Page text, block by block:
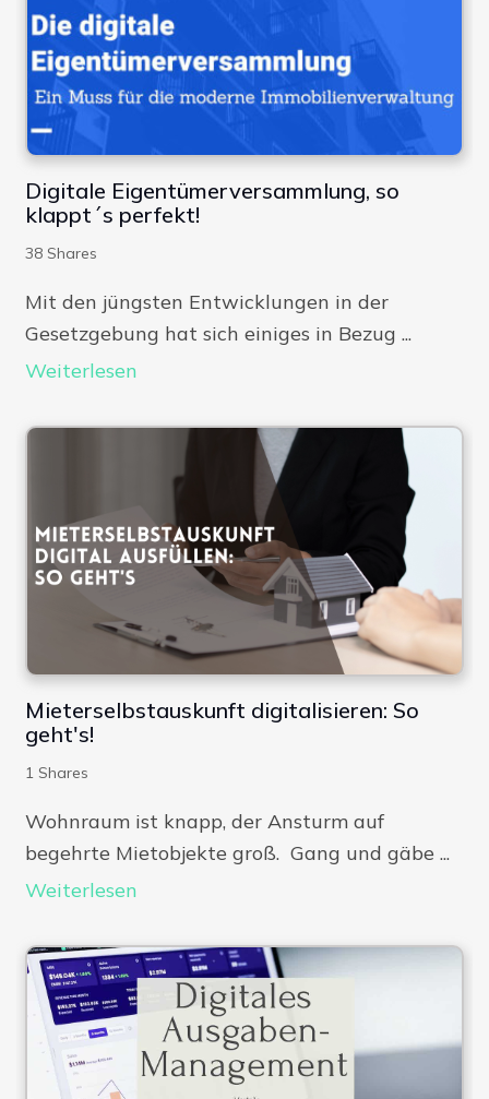
Digitale Eigentümerversammlung, so
klappt´s perfekt!
38 Shares
Mit den jüngsten Entwicklungen in der
Gesetzgebung hat sich einiges in Bezug ...
Weiterlesen
Mieterselbstauskunft digitalisieren: So
geht's!
1 Shares
Wohnraum ist knapp, der Ansturm auf
begehrte Mietobjekte groß. Gang und gäbe ...
Weiterlesen